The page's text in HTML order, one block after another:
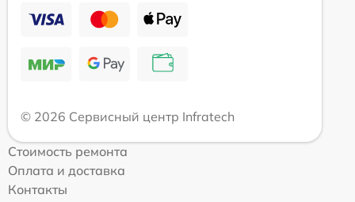
© 2026 Сервисный центр Infratech
Стоимость ремонта
Оплата и доставка
Контакты